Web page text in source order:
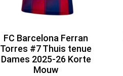
FC Barcelona Ferran
Torres #7 Thuis tenue
Dames 2025-26 Korte
Mouw